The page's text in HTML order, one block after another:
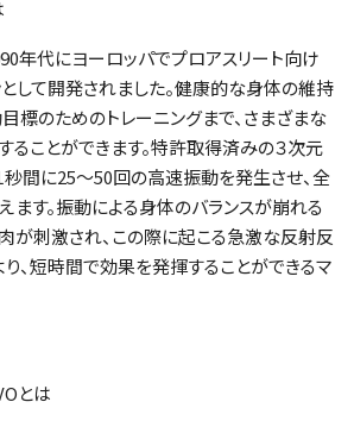
年代にヨーロッパでプロアスリート向け
して開発されました。健康的な身体の維持
標のためのトレーニングまで、さまざまな
ることができます。特許取得済みの３次元
秒間に25〜50回の高速振動を発生させ、全
す。振動による身体のバランスが崩れる
が刺激され、この際に起こる急激な反射反
、短時間で効果を発揮することができるマ
とは